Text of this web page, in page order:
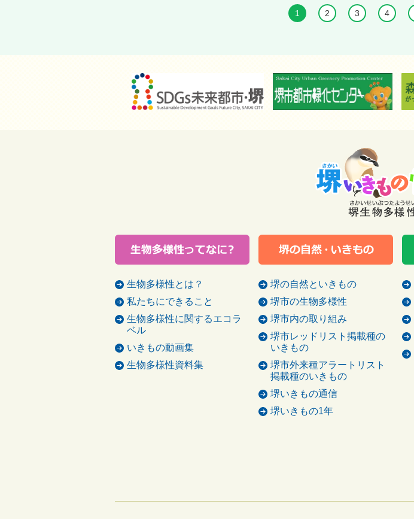
1 2 3 4
生物多様性とは？
私たちにできること
生物多様性に関するエコラ
ベル
いきもの動画集
生物多様性資料集
堺の自然といきもの
堺市の生物多様性
堺市内の取り組み
堺市レッドリスト掲載種の
いきもの
堺市外来種アラートリスト
掲載種のいきもの
堺いきもの通信
堺いきもの1年